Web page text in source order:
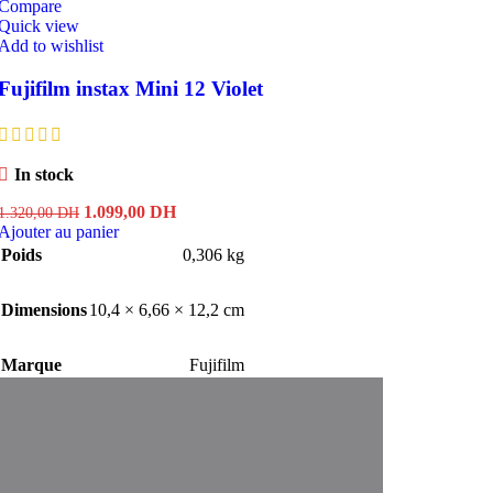
view
to wishlist
instax Mini 12 Violet
In stock
DH Le
prix
1.099,00 DHLe
actuel
au panier
Poids
0,306 kg
Dimensions10,4 × 6,66 × 12,2 cm
Marque Fujifilm